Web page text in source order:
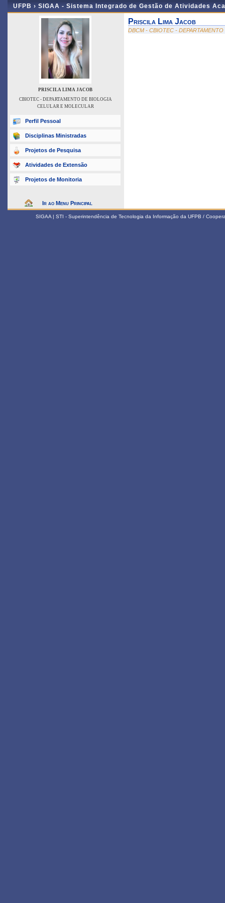
UFPB › SIGAA - Sistema Integrado de Gestão de Atividades
PRISCILA LIMA JACOB
CBIOTEC - DEPARTAMENTO DE BIOLOGIA
CELULAR E MOLECULAR
Perfil Pessoal
Disciplinas Ministradas
Projetos de Pesquisa
Atividades de Extensão
Projetos de Monitoria
Ir ao Menu Principal
Priscila Lima Jacob
DBCM - CBIOTEC -
SIGAA | STI - Superintendência de Tecnologia da Informação da UFPB /